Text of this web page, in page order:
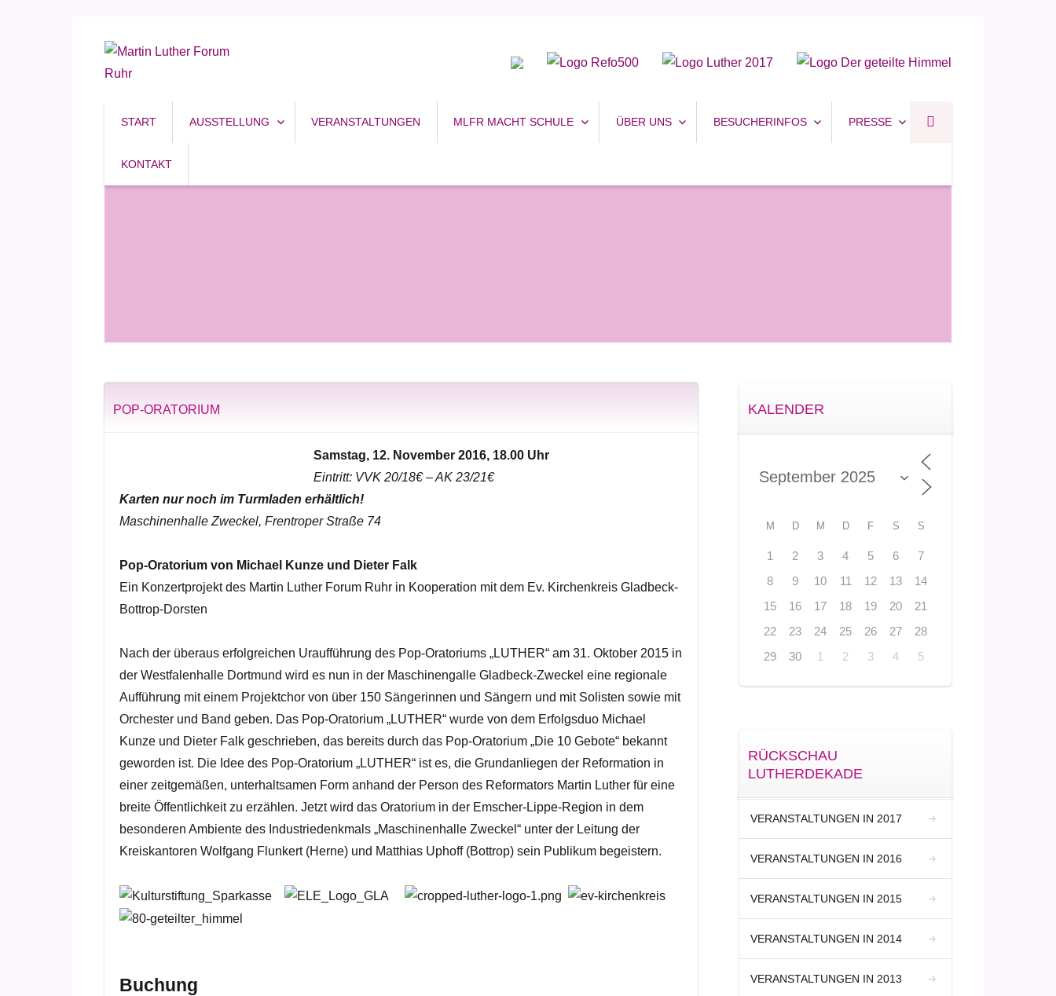
Martin Luther Forum Ruhr
START AUSSTELLUNG VERANSTALTUNGEN MLFR MACHT SCHULE ÜBER UNS BESUCHERINFOS PRESSE
KONTAKT
POP-ORATORIUM
Samstag, 12. November 2016, 18.00 Uhr
Eintritt: VVK 20/18€ – AK 23/21€
Karten nur noch im Turmladen erhältlich!
Maschinenhalle Zweckel, Frentroper Straße 74
Pop-Oratorium von Michael Kunze und Dieter Falk
Ein Konzertprojekt des Martin Luther Forum Ruhr in Kooperation mit dem Ev. Kirchenkreis Gladbeck-
Bottrop-Dorsten
Nach der überaus erfolgreichen Uraufführung des Pop-Oratoriums „LUTHER“ am 31. Oktober 2015 in
der Westfalenhalle Dortmund wird es nun in der Maschinengalle Gladbeck-Zweckel eine regionale
Aufführung mit einem Projektchor von über 150 Sängerinnen und Sängern und mit Solisten sowie mit
Orchester und Band geben. Das Pop-Oratorium „LUTHER“ wurde von dem Erfolgsduo Michael
Kunze und Dieter Falk geschrieben, das bereits durch das Pop-Oratorium „Die 10 Gebote“ bekannt
geworden ist. Die Idee des Pop-Oratorium „LUTHER“ ist es, die Grundanliegen der Reformation in
einer zeitgemäßen, unterhaltsamen Form anhand der Person des Reformators Martin Luther für eine
breite Öffentlichkeit zu erzählen. Jetzt wird das Oratorium in der Emscher-Lippe-Region in dem
besonderen Ambiente des Industriedenkmals „Maschinenhalle Zweckel“ unter der Leitung der
Kreiskantoren Wolfgang Flunkert (Herne) und Matthias Uphoff (Bottrop) sein Publikum begeistern.
Buchung
KALENDER
M D M D F S S
1 2 3 4 5 6
7
8
9 10 11 12 13
14
15
16 17 18 19 20
21
22
23 24 25 26 27
28
29
30 1 2 3 4 5
RÜCKSCHAU
LUTHERDEKADE
VERANSTALTUNGEN IN 2017
VERANSTALTUNGEN IN 2016
VERANSTALTUNGEN IN 2015
VERANSTALTUNGEN IN 2014
VERANSTALTUNGEN IN 2013